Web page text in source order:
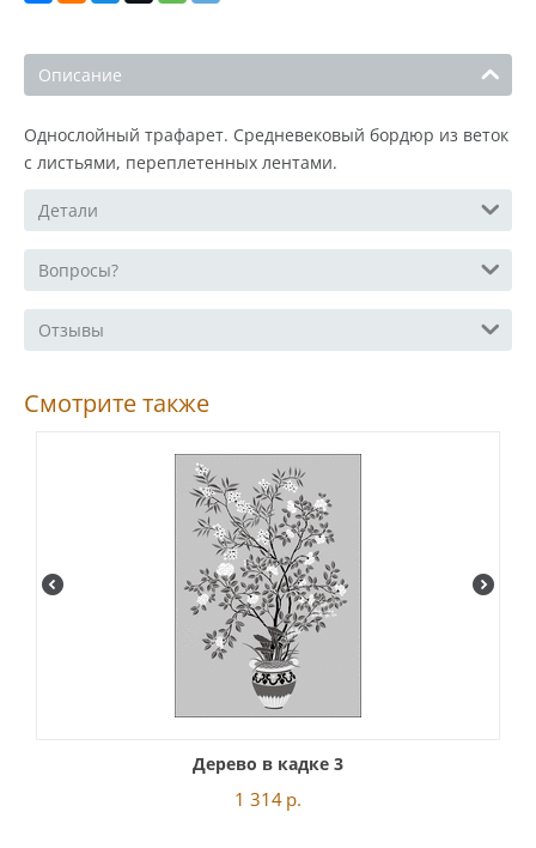
Описание
Однослойный трафарет. Средневековый бордюр из веток
с листьями, переплетенных лентами.
Детали
Вопросы?
Отзывы
Смотрите также
Дерево в кадке 3
1 314 р.